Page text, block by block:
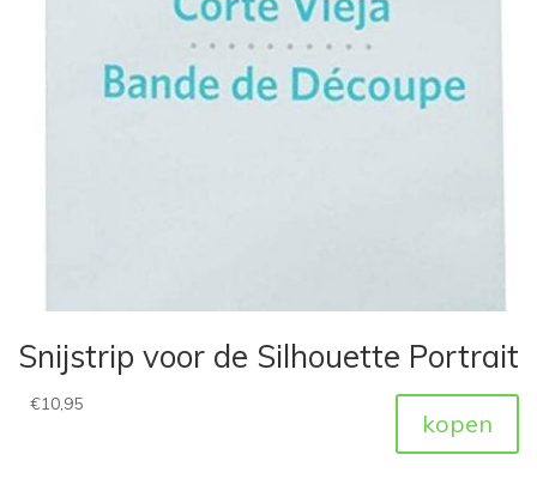
Snijstrip voor de Silhouette Portrait
€10,95
kopen